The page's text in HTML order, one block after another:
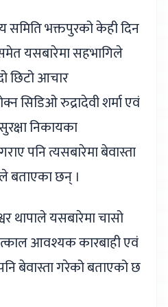
समिति भक्तपुरको केही दिन
यसबारेमा सहभागिले
छिटो आचार
सिडिओ रुद्रादेवी शर्मा एवं
निकायका
पनि त्यसबारेमा बेवास्ता
बताएका छन् ।
थापाले यसबारेमा चासो
आवश्यक कारबाही एवं
बेवास्ता गरेको बताएको छ